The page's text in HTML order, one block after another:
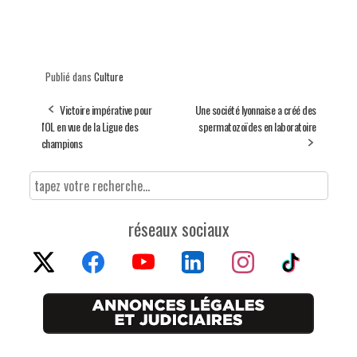
Publié dans Culture
Victoire impérative pour
l'OL en vue de la Ligue des
champions
Une société lyonnaise a créé des
spermatozoïdes en laboratoire
réseaux sociaux